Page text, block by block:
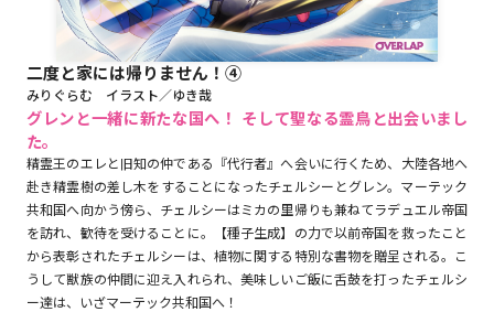
コミックガルド
コミッククリエ
リキューレ
二度と家には帰りません！④
みりぐらむ イラスト／ゆき哉
グレンと一緒に新たな国へ！ そして聖なる霊鳥と出会いまし
た。
精霊王のエレと旧知の仲である『代行者』へ会いに行くため、大陸各地へ
赴き精霊樹の差し木をすることになったチェルシーとグレン。マーテック
共和国へ向かう傍ら、チェルシーはミカの里帰りも兼ねてラデュエル帝国
を訪れ、歓待を受けることに。【種子生成】の力で以前帝国を救ったこと
から表彰されたチェルシーは、植物に関する特別な書物を贈呈される。こ
うして獣族の仲間に迎え入れられ、美味しいご飯に舌鼓を打ったチェルシ
ー達は、いざマーテック共和国へ！